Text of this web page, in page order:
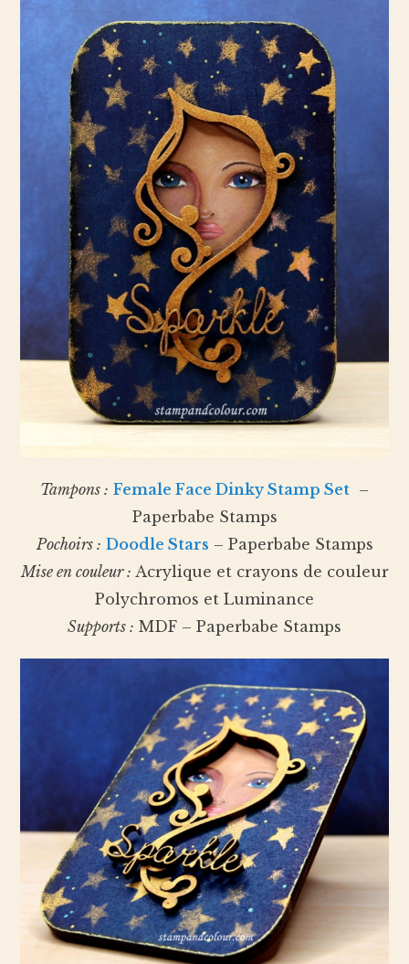
Tampons : Female Face Dinky Stamp Set –
Paperbabe Stamps
Pochoirs : Doodle Stars – Paperbabe Stamps
Mise en couleur : Acrylique et crayons de couleur
Polychromos et Luminance
Supports : MDF – Paperbabe Stamps